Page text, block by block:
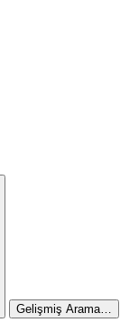
Gelişmiş Arama…